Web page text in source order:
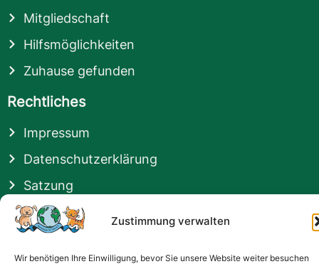
Zustimmung verwalten
Wir benötigen Ihre Einwilligung, bevor Sie unsere Website weiter besuchen
Mitgliedschaft
Hilfsmöglichkeiten
Zuhause gefunden
Rechtliches
Impressum
Datenschutzerklärung
Satzung
Vermittlung & Gebühren